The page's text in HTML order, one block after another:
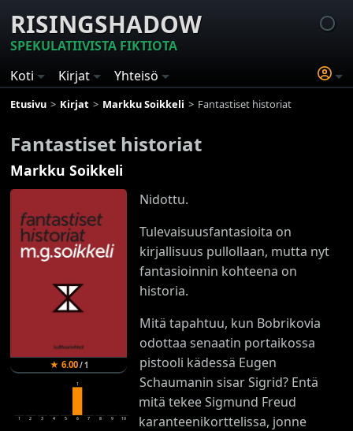
RISINGSHADOW
SPEKULATIIVISTA FIKTIOTA
Koti
Kirjat Yhteisö
Etusivu Kirjat Markku Soikkeli Fantastiset historiat
Fantastiset historiat
Markku Soikkeli
★ 6.00/1
1 2 3 4 5
1
6 7 8 9 10
Nidottu.
Tulevaisuusfantasioita on
kirjallisuus pullollaan, mutta nyt
fantasioinnin kohteena on
historia.
Mitä tapahtuu, kun Bobrikovia
odottaa senaatin portaikossa
pistooli kädessä Eugen
Schaumanin sisar Sigrid? Entä
mitä tekee Sigmund Freud
karanteenikorttelissa, jonne